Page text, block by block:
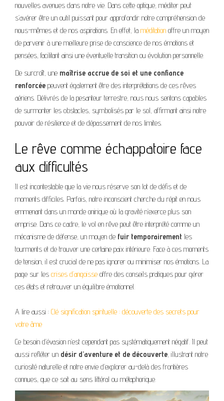
nouvelles avenues dans notre vie. Dans cette optique, méditer peut
s’avérer être un outil puissant pour approfondir notre compréhension de
nous-mêmes et de nos aspirations. En effet, la méditation offre un moyen
de parvenir à une meilleure prise de conscience de nos émotions et
pensées, facilitant ainsi une éventuelle transition ou évolution personnelle.
De surcroît, une maîtrise accrue de soi et une confiance
renforcée peuvent également être des interprétations de ces rêves
aériens. Délivrés de la pesanteur terrestre, nous nous sentons capables
de surmonter les obstacles, symbolisés par le sol, affirmant ainsi notre
pouvoir de résilience et de dépassement de nos limites.
Le rêve comme échappatoire face
aux difficultés
Il est incontestable que la vie nous réserve son lot de défis et de
moments difficiles. Parfois, notre inconscient cherche du répit en nous
emmenant dans un monde onirique où la gravité n’exerce plus son
emprise. Dans ce cadre, le vol en rêve peut être interprété comme un
mécanisme de défense, un moyen de fuir temporairement les
tourments et de trouver une certaine paix intérieure. Face à ces moments
de tension, il est crucial de ne pas ignorer ou minimiser nos émotions. La
page sur les crises d’angoisse offre des conseils pratiques pour gérer
ces états et retrouver un équilibre émotionnel.
A lire aussi : Clé signification spirituelle : découverte des secrets pour
votre âme
Ce besoin d’évasion n’est cependant pas systématiquement négatif. Il peut
aussi refléter un désir d’aventure et de découverte, illustrant notre
curiosité naturelle et notre envie d’explorer au-delà des frontières
connues, que ce soit au sens littéral ou métaphorique.